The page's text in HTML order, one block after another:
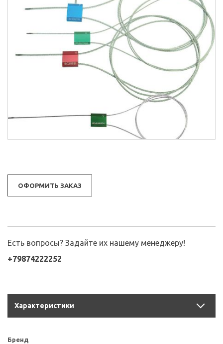
ОФОРМИТЬ ЗАКАЗ
Есть вопросы? Задайте их нашему менеджеру!
+79874222252
Характеристики
Бренд